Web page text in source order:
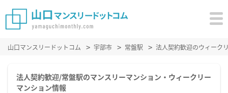
山口マンスリードットコム 宇部市 常盤駅 法人契約歓迎のウィーク
法人契約歓迎/常盤駅のマンスリーマンション・ウィークリー
マンション情報